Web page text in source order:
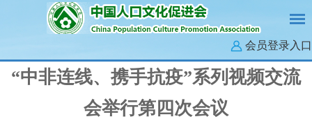
会员登录入口
“中非连线、携手抗疫”系列视频交流
会举行第四次会议